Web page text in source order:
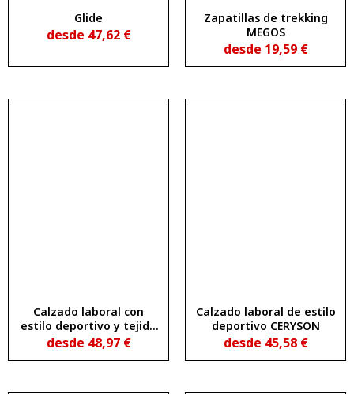
Glide
desde 47,62 €
Zapatillas de trekking
MEGOS
desde 19,59 €
Calzado laboral con
estilo deportivo y tejido
3D mesh KERCUS
desde 48,97 €
Calzado laboral de estilo
deportivo CERYSON
desde 45,58 €